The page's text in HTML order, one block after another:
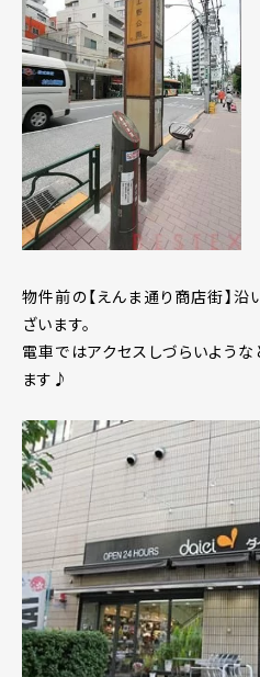
物件前の【えんま通り商店街】沿
ざいます。
電車ではアクセスしづらいよう
ます♪